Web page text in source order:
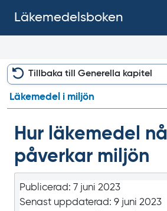
Läkemedelsboken
Hur läkemedel
påverkar miljön
Publicerad: 7 juni 2023
Senast uppdaterad: 9 juni 2023
Tillbaka till Generella kapitel
Läkemedel i miljön